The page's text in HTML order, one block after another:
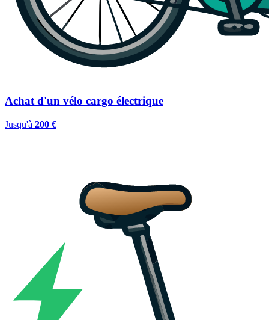
Achat d'un vélo cargo électrique
Jusqu'à 200 €